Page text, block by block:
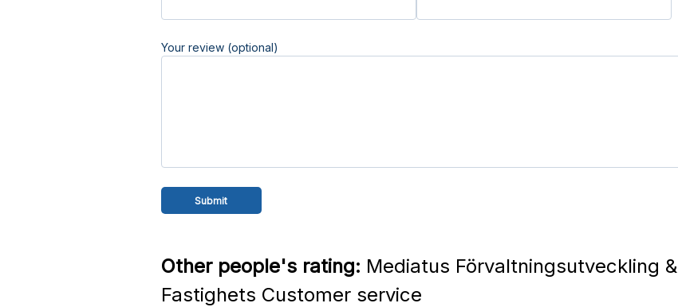
Your review (optional)
Other people's rating: Mediatus Förvaltningsutveckling &
Fastighets Customer service